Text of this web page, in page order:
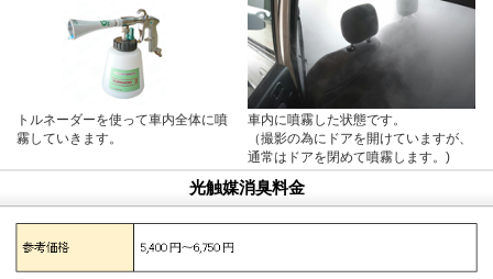
トルネーダーを使って車内全体に噴
霧していきます。
車内に噴霧した状態です。
（撮影の為にドアを開けていますが、
通常はドアを閉めて噴霧します。)
光触媒消臭料金